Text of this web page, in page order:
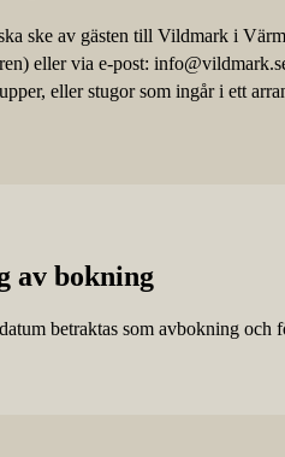
ske av gästen till Vildmark i
eller via e-post:
eller stugor som ingår i ett
av bokning
betraktas som avbokning